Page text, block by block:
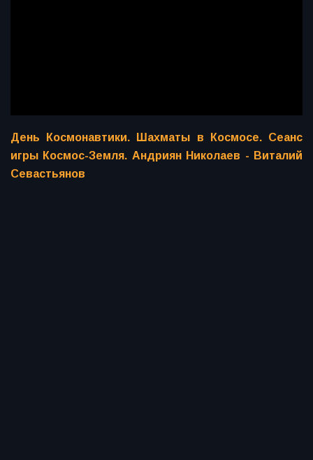
День Космонавтики. Шахматы в Космосе. Сеанс
игры Космос-Земля. Андриян Николаев - Виталий
Севастьянов